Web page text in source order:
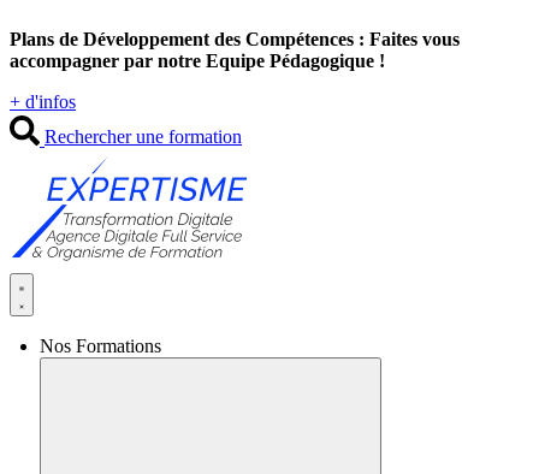
au
contenu
Plans de Développement des Compétences : Faites vous
accompagner par notre Equipe Pédagogique !
+ d'infos
Rechercher une formation
Nos Formations